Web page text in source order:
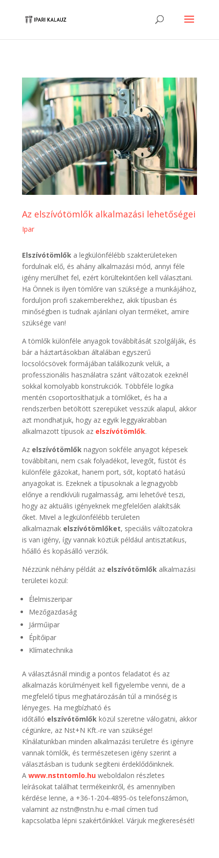
Az elszívótömlők alkalmazási lehetőségei
Ipar
Elszívótömlőka legkülönfélébb szakterületeken
fordulnak elő, és ahány alkalmazási mód, annyi féle
igény merülhet fel, ezért körültekintően kell választani.
Ha Önnek is ilyen tömlőre van szüksége a munkájához,
forduljon profi szakemberekhez, akik típusban és
minőségben is tudnak ajánlani olyan terméket, amire
szüksége van!
A tömlők különféle anyagok továbbítását szolgálják, és
bár a háztartásokban általában egyszerű
locsolócsövek formájában találkozunk velük, a
professzionális használatra szánt változatok ezeknél
sokkal komolyabb konstrukciók. Többféle logika
mentén csoportosíthatjuk a tömlőket, és ha a
rendszerben betöltött szerepüket vesszük alapul, akkor
azt mondhatjuk, hogy az egyik leggyakrabban
alkalmazott típusok az elszívótömlők.
Az elszívótömlőknagyon sokféle anyagot képesek
továbbítani, nem csak folyadékot, levegőt, füstöt és
különféle gázokat, hanem port, sőt, koptató hatású
anyagokat is. Ezeknek a típusoknak a legnagyobb
előnye a rendkívüli rugalmasság, ami lehetővé teszi,
hogy az aktuális igényeknek megfelelően alakítsák
őket. Mivel a legkülönfélébb területen
alkalmaznak elszívótömlőket, speciális változatokra
is van igény, így vannak köztük például antisztatikus,
hőálló és kopásálló verziók.
Nézzünk néhány példát az elszívótömlőkalkalmazási
területei közül:
Élelmiszeripar
Mezőgazdaság
Járműipar
Építőipar
Klímatechnika
A választásnál mindig a pontos feladatot és az
alkalmazás körülményeit kell figyelembe venni, de a
megfelelő típus meghatározásán túl a minőség is
lényeges. Ha megbízható és
időtálló elszívótömlőkközül szeretne válogatni, akkor
cégünkre, az Nst+N Kft.-re van szüksége!
Kínálatunkban minden alkalmazási területre és igényre
vannak tömlők, és természetesen igény szerint a
választásban is tudunk segíteni érdeklődőinknek.
A www.nstntomlo.huweboldalon részletes
leírásokat találhat termékeinkről, és amennyiben
kérdése lenne, a +36-1-204-4895-ös telefonszámon,
valamint az nstn@nstn.hu e-mail címen tud
kapcsolatba lépni szakértőinkkel. Várjuk megkeresését!